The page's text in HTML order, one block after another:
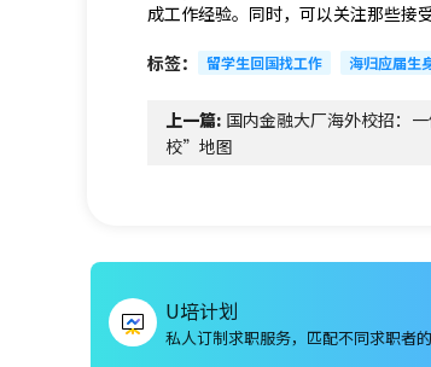
成工作经验。同时，可以关注那些接
标签： 留学生回国找工作 海归应届生
上一篇: 国内金融大厂海外校招：
校”地图
U培计划
私人订制求职服务，匹配不同求职者